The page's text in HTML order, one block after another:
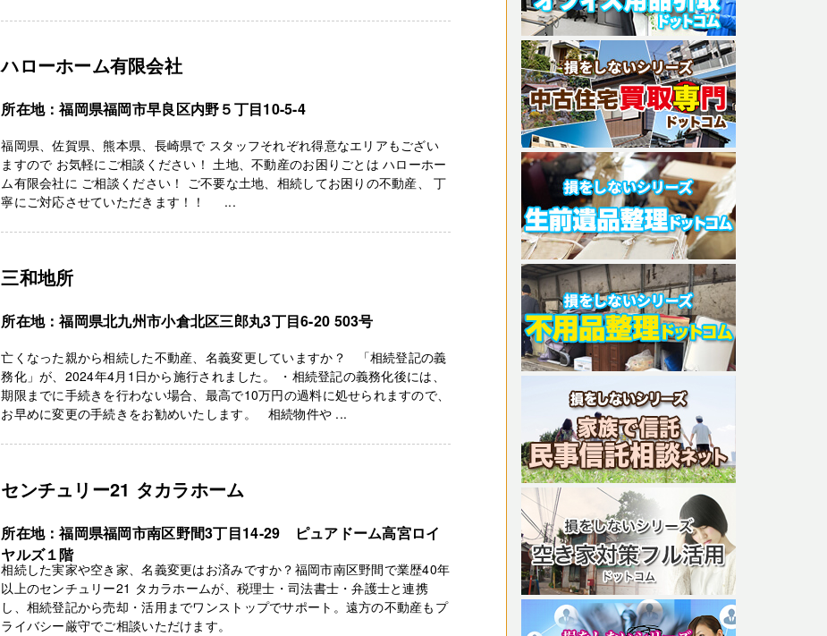
ハローホーム有限会社
所在地：福岡県福岡市早良区内野５丁目10-5-4
福岡県、佐賀県、熊本県、長崎県で スタッフそれぞれ得意なエリアもござい
ますので お気軽にご相談ください！ 土地、不動産のお困りごとは ハローホー
ム有限会社に ご相談ください！ ご不要な土地、相続してお困りの不動産、 丁
寧にご対応させていただきます！！ ...
三和地所
所在地：福岡県北九州市小倉北区三郎丸3丁目6-20 503号
亡くなった親から相続した不動産、名義変更していますか？ 「相続登記の義
務化」が、2024年4月1日から施行されました。 ・相続登記の義務化後には、
期限までに手続きを行わない場合、最高で10万円の過料に処せられますので、
お早めに変更の手続きをお勧めいたします。 相続物件や ...
センチュリー21 タカラホーム
所在地：福岡県福岡市南区野間3丁目14-29 ピュアドーム高宮ロイ
ヤルズ１階
相続した実家や空き家、名義変更はお済みですか？福岡市南区野間で業歴40年
以上のセンチュリー21 タカラホームが、税理士・司法書士・弁護士と連携
し、相続登記から売却・活用までワンストップでサポート。遠方の不動産もプ
ライバシー厳守でご相談いただけます。